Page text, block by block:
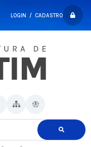
LOGIN / CADASTRO